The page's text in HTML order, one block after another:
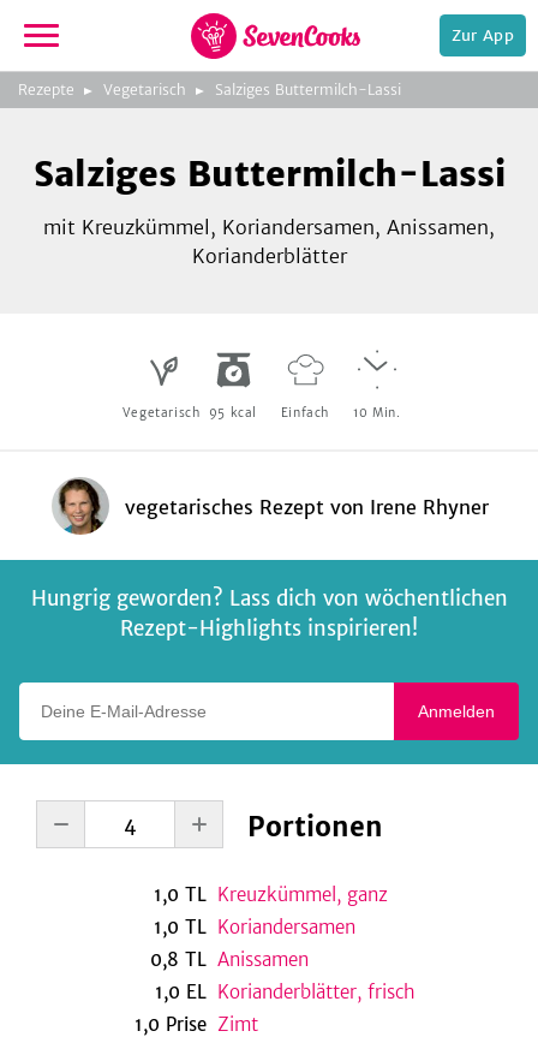
zur
Startseite
Zur App
Rezepte Vegetarisch Salziges Buttermilch-Lassi
Salziges Buttermilch-Lassi
mit Kreuzkümmel, Koriandersamen, Anissamen,
Korianderblätter
Vegetarisch 95 kcal Einfach 10 Min.
vegetarisches Rezeptvon Irene Rhyner
Hungrig geworden? Lass dich von wöchentlichen
Rezept-Highlights inspirieren!
Anmelden
Portionen
1,0 TL Kreuzkümmel, ganz
1,0 TL Koriandersamen
0,8 TL Anissamen
1,0 EL Korianderblätter, frisch
1,0 Prise Zimt